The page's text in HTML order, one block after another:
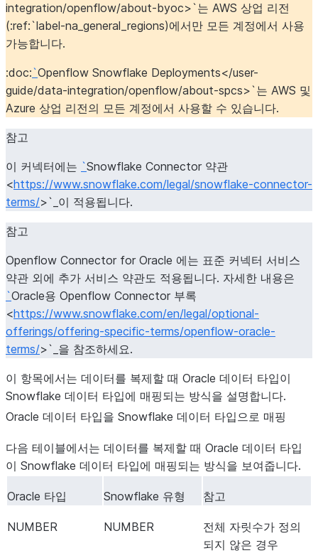
integration/openflow/about-byoc>`는 AWS 상업 리전
(:ref:`label-na_general_regions)에서만 모든 계정에서 사용
가능합니다.
:doc:`Openflow Snowflake Deployments</user-
guide/data-integration/openflow/about-spcs>`는 AWS 및
Azure 상업 리전의 모든 계정에서 사용할 수 있습니다.
참고
이 커넥터에는 `Snowflake Connector 약관
<https://www.snowflake.com/legal/snowflake-connector-
terms/>`_이 적용됩니다.
참고
Openflow Connector for Oracle 에는 표준 커넥터 서비스
약관 외에 추가 서비스 약관도 적용됩니다. 자세한 내용은
`Oracle용 Openflow Connector 부록
<https://www.snowflake.com/en/legal/optional-
offerings/offering-specific-terms/openflow-oracle-
terms/>`_을 참조하세요.
이 항목에서는 데이터를 복제할 때 Oracle 데이터 타입이
Snowflake 데이터 타입에 매핑되는 방식을 설명합니다.
Oracle 데이터 타입을 Snowflake 데이터 타입으로 매핑
다음 테이블에서는 데이터를 복제할 때 Oracle 데이터 타입
이 Snowflake 데이터 타입에 매핑되는 방식을 보여줍니다.
Oracle 타입 Snowflake 유형 참고
NUMBER NUMBER
전체 자릿수가 정의
되지 않은 경우